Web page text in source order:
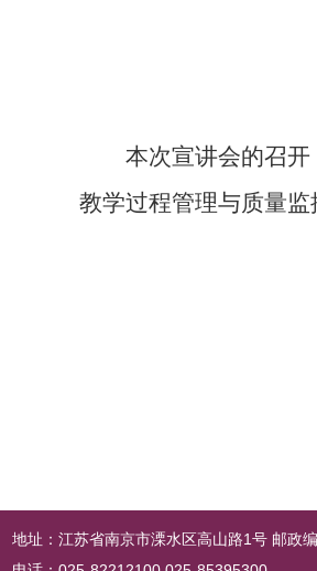
本次宣讲会的召
教学过程管理与质量
地址：江苏省南京市溧水区高山路1号 邮政